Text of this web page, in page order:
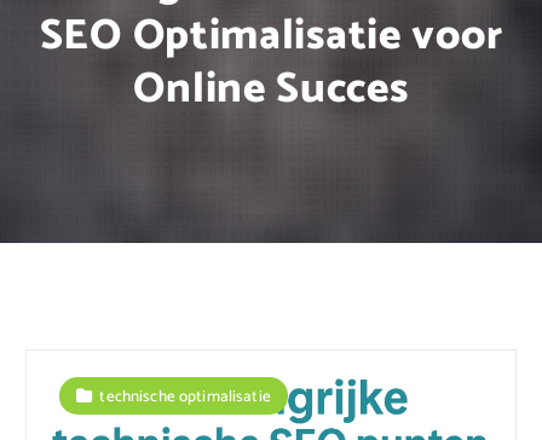
SEO Optimalisatie voor
Online Succes
technische optimalisatie